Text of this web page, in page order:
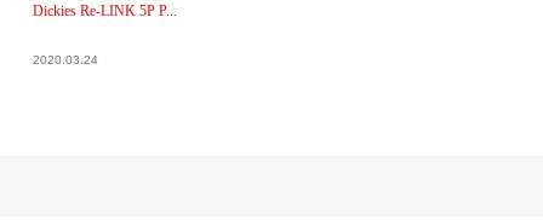
Dickies Re-LINK 5P P...
2020.03.24